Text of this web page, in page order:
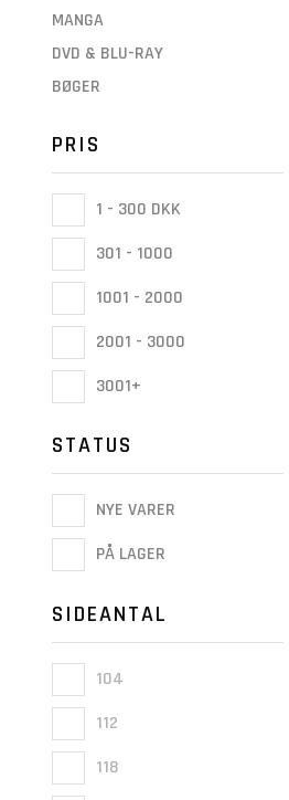
MANGA
DVD & BLU-RAY
BØGER
PRIS
1 - 300 DKK
301 - 1000
1001 - 2000
2001 - 3000
3001+
STATUS
NYE VARER
PÅ LAGER
SIDEANTAL
104
112
118